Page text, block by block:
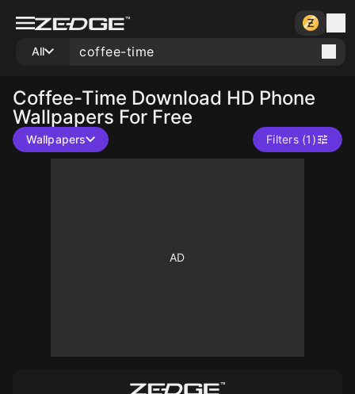
All
Coffee-Time Download HD Phone
Wallpapers For Free
Wallpapers Filters (1)